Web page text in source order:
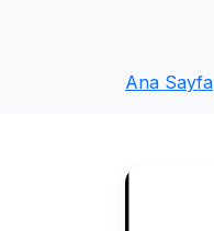
Ana Sayfa